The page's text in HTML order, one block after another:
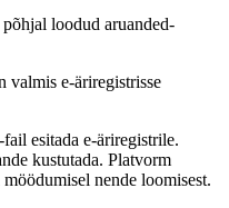
loodud aruanded-
e-äriregistrisse
esitada e-äriregistrile.
kustutada. Platvorm
nende loomisest.